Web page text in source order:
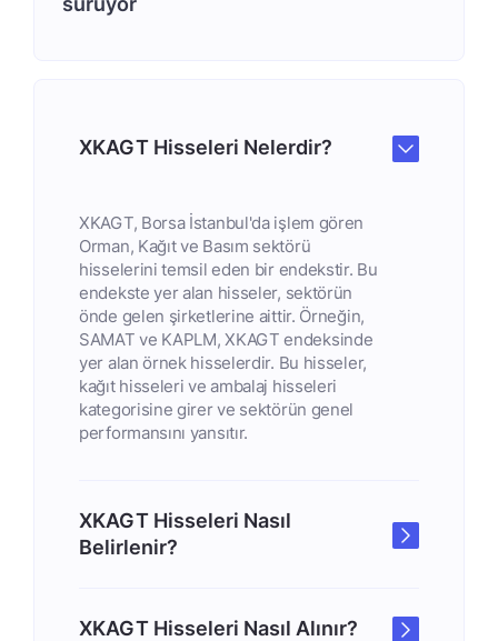
XKAGT Hisseleri Nelerdir?
XKAGT, Borsa İstanbul'da işlem gören
Orman, Kağıt ve Basım sektörü
hisselerini temsil eden bir endekstir. Bu
endekste yer alan hisseler, sektörün
önde gelen şirketlerine aittir. Örneğin,
SAMAT ve KAPLM, XKAGT endeksinde
yer alan örnek hisselerdir. Bu hisseler,
kağıt hisseleri ve ambalaj hisseleri
kategorisine girer ve sektörün genel
performansını yansıtır.
XKAGT Hisseleri Nasıl
Belirlenir?
XKAGT Hisseleri Nasıl Alınır?